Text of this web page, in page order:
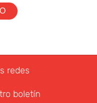
redes
boletín